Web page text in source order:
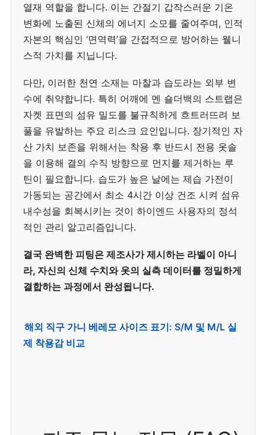
열재 역할을 합니다. 이는 간절기 갑작스러운 기온
변화에 노출된 신체의 에너지 소모를 줄여주며, 인적
자본의 핵심인 ‘면역력’을 간접적으로 방어하는 웰니
스적 가치를 지닙니다.
다만, 이러한 천연 소재는 마찰과 습도라는 외부 변
수에 취약합니다. 특히 어깨에 멘 숄더백의 스트랩은
자켓 표면의 섬유 밀도를 불규칙하게 흐트러뜨려 보
풀을 유발하는 주요 리스크 요인입니다. 장기적인 자
산 가치 보존을 위해서는 착용 후 반드시 전용 옷솔
을 이용해 결의 수직 방향으로 먼지를 제거하는 루
틴이 필요합니다. 습도가 높은 날에는 제습 가전이
가동되는 공간에서 최소 4시간 이상 건조 시켜 섬유
내수성을 회복시키는 것이 하이엔드 사용자의 정석
적인 관리 알고리즘입니다.
결국 완벽한 피팅은 제조사가 제시하는 라벨이 아니
라, 자신의 신체 수치와 옷의 실측 데이터를 정밀하게
결합하는 과정에서 완성됩니다.
해외 직구 가니 베레모 사이즈 표기: S/M 및 M/L 실
제 착용감 비교